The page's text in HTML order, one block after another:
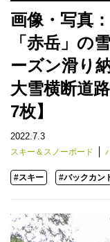
画像・写真
「赤岳」の
ーズン滑り
大雪横断道
7枚】
2022.7.3
スキー＆スノーボード
#スキー #バックカン